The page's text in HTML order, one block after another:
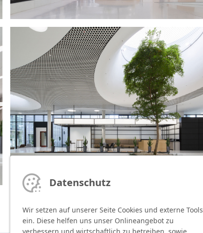
Datenschutz
Wir setzen auf unserer Seite Cookies und externe Tools
ein. Diese helfen uns unser Onlineangebot zu